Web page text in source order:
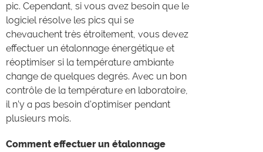
pic. Cependant, si vous avez besoin que le
logiciel résolve les pics qui se
chevauchent très étroitement, vous devez
effectuer un étalonnage énergétique et
réoptimiser si la température ambiante
change de quelques degrés. Avec un bon
contrôle de la température en laboratoire,
il n’y a pas besoin d'optimiser pendant
plusieurs mois.
Comment effectuer un étalonnage